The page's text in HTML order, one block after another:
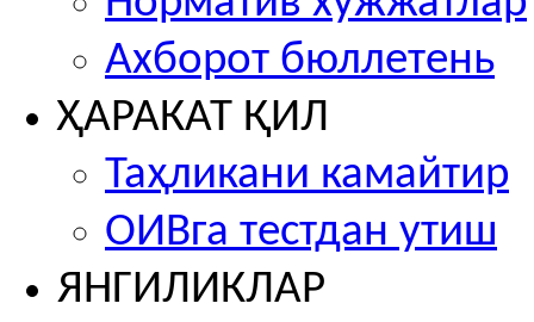
Ахборот бюллетень
ҲАРАКАТ ҚИЛ
Таҳликани камайтир
ОИВга тестдан утиш
ЯНГИЛИКЛАР